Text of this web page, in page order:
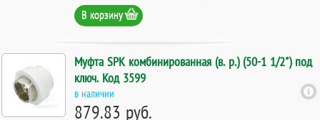
В корзину
Муфта SPK комбинированная (в. р.) (50-1 1/2") под
ключ. Код 3599
в наличии
879.83 руб.